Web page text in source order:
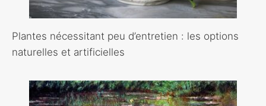
Plantes nécessitant peu d’entretien : les options
naturelles et artificielles